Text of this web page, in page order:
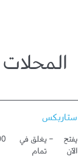
ستاربكس
يفتح
الآن
- يغلق في
تمام